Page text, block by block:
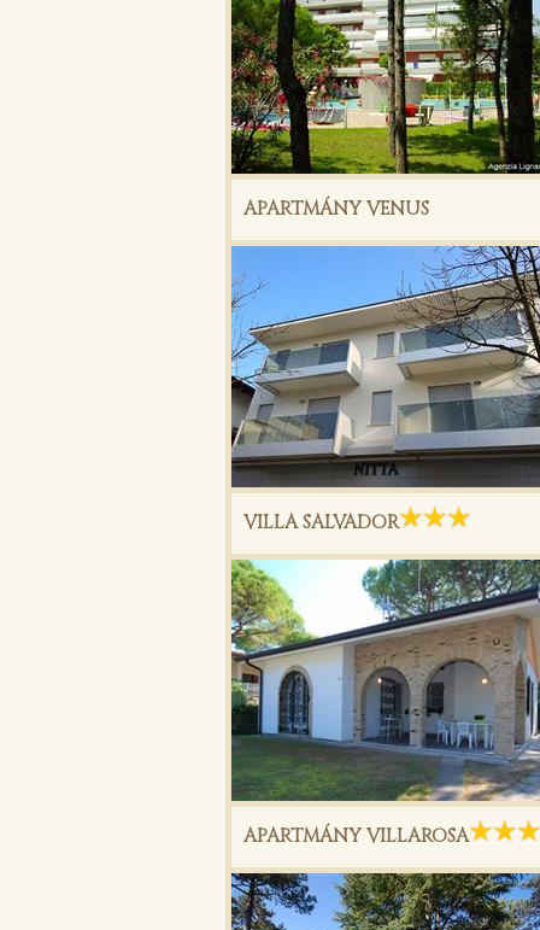
APARTMÁNY VENUS
VILLA SALVADOR
APARTMÁNY VILLAROSA